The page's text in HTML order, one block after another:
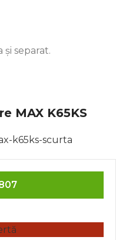
și separat.
MAX K65KS